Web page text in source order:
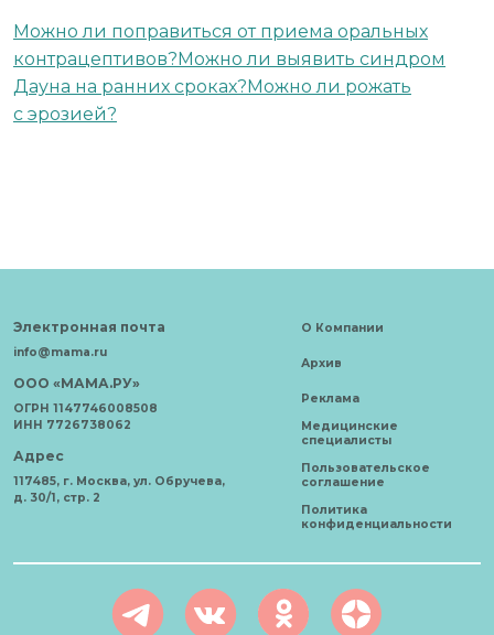
Можно ли поправиться от приема оральных
контрацептивов? Можно ли выявить синдром
Дауна на ранних сроках? Можно ли рожать
с эрозией?
Электронная почта
info@mama.ru
ООО «МАМА.РУ»
ОГРН 1147746008508
ИНН 7726738062
Адрес
117485, г. Москва, ул. Обручева,
д. 30/1, стр. 2
О Компании
Архив
Реклама
Медицинские
специалисты
Пользовательское
соглашение
Политика
конфиденциальности